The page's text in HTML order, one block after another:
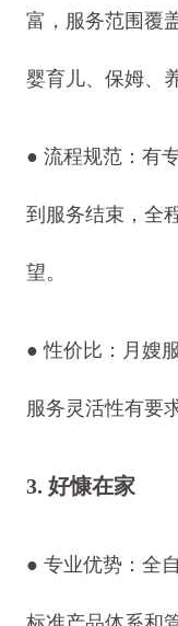
富，服务范围覆
婴育儿、保姆、
● 流程规范：有
到服务结束，全
望。
● 性价比：月嫂
服务灵活性有要
3. 好慷在家
● 专业优势：全